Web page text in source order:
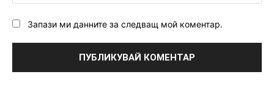
Запази ми данните за следващ мой коментар.